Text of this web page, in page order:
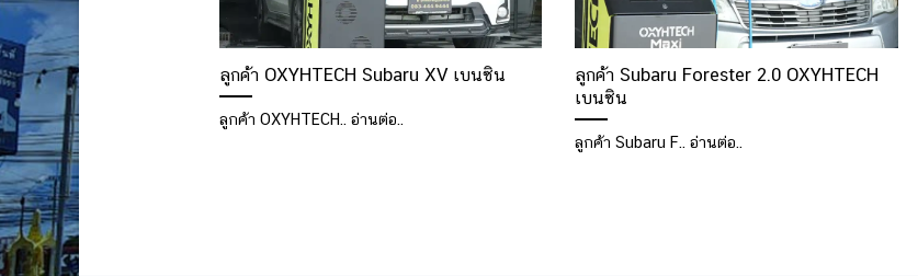
ลูกค้า OXYHTECH Subaru XV เบนซิน
ลูกค้า OXYHTECH.. อ่านต่อ..
ลูกค้า Subaru Forester 2.0 OXYHTECH
เบนซิน
ลูกค้า Subaru F.. อ่านต่อ..